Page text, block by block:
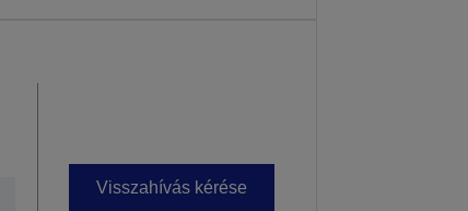
Visszahívás kérése